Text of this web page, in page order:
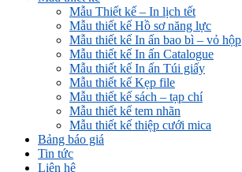
Mẫu Thiết kế – In lịch tết
Mẫu thiết kế Hồ sơ năng lực
Mẫu thiết kế In ấn bao bì – vỏ hộp
Mẫu thiết kế In ấn Catalogue
Mẫu thiết kế In ấn Túi giấy
Mẫu thiết kế Kẹp file
Mẫu thiết kế sách – tạp chí
Mẫu thiết kế tem nhãn
Mẫu thiết kế thiệp cưới mica
Bảng báo giá
Tin tức
Liên hệ